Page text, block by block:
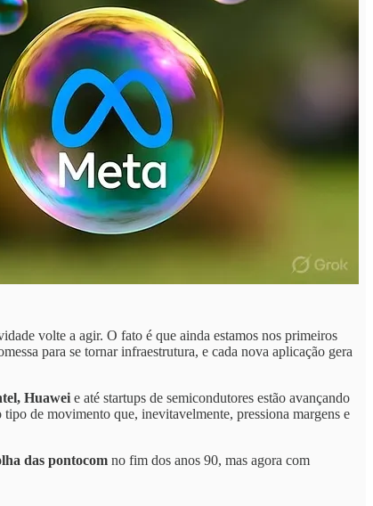
volte a agir. O fato é que ainda estamos nos primeiros
para se tornar infraestrutura, e cada nova aplicação gera
Huawei e até startups de semicondutores estão avançando
de movimento que, inevitavelmente, pressiona margens e
das pontocom no fim dos anos 90, mas agora com